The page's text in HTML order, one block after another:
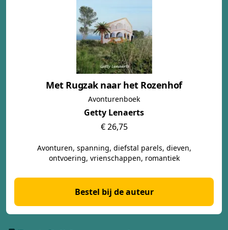
Met Rugzak naar het Rozenhof
Avonturenboek
Getty Lenaerts
€ 26,75
Avonturen, spanning, diefstal parels, dieven,
ontvoering, vrienschappen, romantiek
Bestel bij de auteur